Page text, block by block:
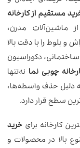
مستقیم از کارخانه
ماشین‌آلات مدرن،
و بلوط را با دقت بالا
ساختمانی، دکوراسیون
چوبی نما نه‌تنها
دلیل حذف واسطه‌ها،
سطح قرار دارد.
کارخانه برای خرید
بالا در محصولات و